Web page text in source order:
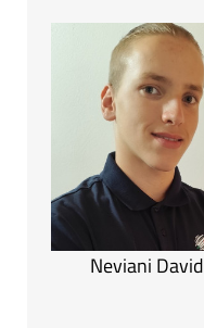
Neviani David